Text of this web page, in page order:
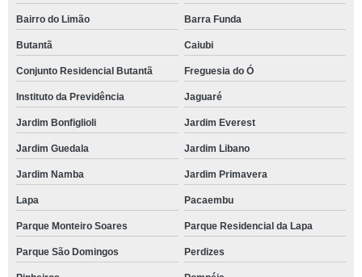
Bairro do Limão Barra Funda
Butantã Caiubi
Conjunto Residencial Butantã Freguesia do Ó
Instituto da Previdência Jaguaré
Jardim Bonfiglioli Jardim Everest
Jardim Guedala Jardim Libano
Jardim Namba Jardim Primavera
Lapa Pacaembu
Parque Monteiro Soares Parque Residencial da Lapa
Parque São Domingos Perdizes